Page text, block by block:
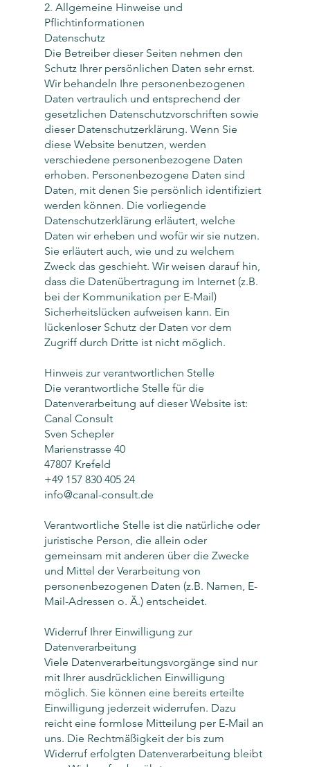
2. Allgemeine Hinweise und
Pflichtinformationen
Datenschutz
Die Betreiber dieser Seiten nehmen den
Schutz Ihrer persönlichen Daten sehr ernst.
Wir behandeln Ihre personenbezogenen
Daten vertraulich und entsprechend der
gesetzlichen Datenschutzvorschriften sowie
dieser Datenschutzerklärung. Wenn Sie
diese Website benutzen, werden
verschiedene personenbezogene Daten
erhoben. Personenbezogene Daten sind
Daten, mit denen Sie persönlich identifiziert
werden können. Die vorliegende
Datenschutzerklärung erläutert, welche
Daten wir erheben und wofür wir sie nutzen.
Sie erläutert auch, wie und zu welchem
Zweck das geschieht. Wir weisen darauf hin,
dass die Datenübertragung im Internet (z.B.
bei der Kommunikation per E-Mail)
Sicherheitslücken aufweisen kann. Ein
lückenloser Schutz der Daten vor dem
Zugriff durch Dritte ist nicht möglich.
Hinweis zur verantwortlichen Stelle
Die verantwortliche Stelle für die
Datenverarbeitung auf dieser Website ist:
Canal Consult
Sven Schepler
Marienstrasse 40
47807 Krefeld
+49 157 830 405 24
info@canal-consult.de
Verantwortliche Stelle ist die natürliche oder
juristische Person, die allein oder
gemeinsam mit anderen über die Zwecke
und Mittel der Verarbeitung von
personenbezogenen Daten (z.B. Namen, E-
Mail-Adressen o. Ä.) entscheidet.
Widerruf Ihrer Einwilligung zur
Datenverarbeitung
Viele Datenverarbeitungsvorgänge sind nur
mit Ihrer ausdrücklichen Einwilligung
möglich. Sie können eine bereits erteilte
Einwilligung jederzeit widerrufen. Dazu
reicht eine formlose Mitteilung per E-Mail an
uns. Die Rechtmäßigkeit der bis zum
Widerruf erfolgten Datenverarbeitung bleibt